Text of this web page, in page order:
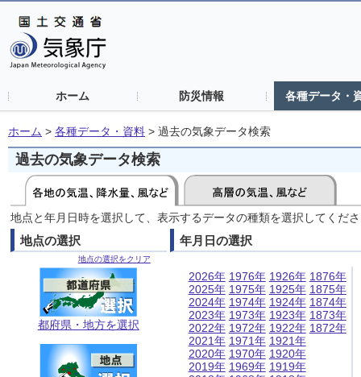
ホーム 防災情報 各種データ・
ホーム > 各種データ・資料 > 過去の気象データ検索
過去の気象データ検索
地点と年月日時を選択して、表示するデータの種類を選択してくだ
地点の選択
地点の選択をクリア
都府県・地方を選択
年月日の選択
2026年
2025年
2024年
2023年
2022年
2021年
2020年
2019年
1976年
1975年
1974年
1973年
1972年
1971年
1970年
1969年
1926年
1925年
1924年
1923年
1922年
1921年
1920年
1919年
1876年
1875年
1874年
1873年
1872年